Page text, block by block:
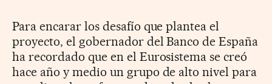
Para encarar los desafío que plantea el
proyecto, el gobernador del Banco de España
ha recordado que en el Eurosistema se creó
hace año y medio un grupo de alto nivel para